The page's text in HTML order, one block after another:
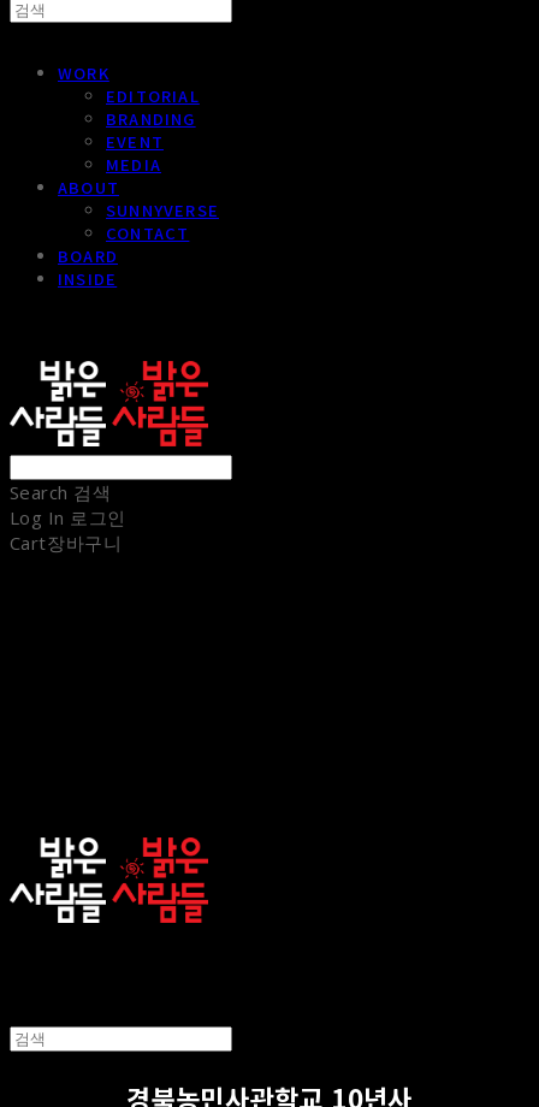
WORK
EDITORIAL
BRANDING
EVENT
MEDIA
ABOUT
SUNNYVERSE
CONTACT
BOARD
INSIDE
Search 검색
Log In 로그인
Cart장바구니
경북농민사관학교 10년사